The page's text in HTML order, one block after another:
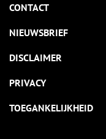
CONTACT
NIEUWSBRIEF
DISCLAIMER
PRIVACY
TOEGANKELIJKHEID